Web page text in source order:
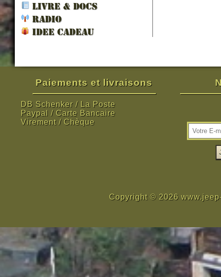
LIVRE & DOCS
RADIO
IDEE CADEAU
Paiements et livraisons
DB Schenker / La Poste
Paypal / Carte Bancaire
Virement / Chèque
Copyright © 2026